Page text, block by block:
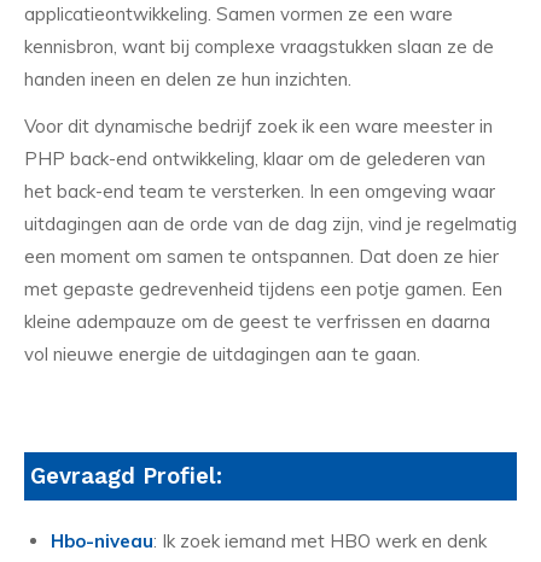
applicatieontwikkeling. Samen vormen ze een ware
kennisbron, want bij complexe vraagstukken slaan ze de
handen ineen en delen ze hun inzichten.
Voor dit dynamische bedrijf zoek ik een ware meester in
PHP back-end ontwikkeling, klaar om de gelederen van
het back-end team te versterken. In een omgeving waar
uitdagingen aan de orde van de dag zijn, vind je regelmatig
een moment om samen te ontspannen. Dat doen ze hier
met gepaste gedrevenheid tijdens een potje gamen. Een
kleine adempauze om de geest te verfrissen en daarna
vol nieuwe energie de uitdagingen aan te gaan.
Gevraagd Profiel:
Hbo-niveau: Ik zoek iemand met HBO werk en denk